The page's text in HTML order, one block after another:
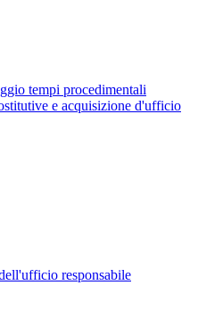
tempi procedimentali
e acquisizione d'ufficio
responsabile